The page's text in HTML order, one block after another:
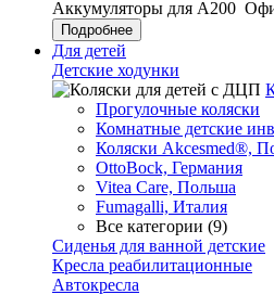
Аккумуляторы для А200
Подробнее
Для детей
Детские ходунки
Прогулочные коляски
Комнатные детские
Коляски Akcesmed®,
OttoBock, Германия
Vitea Care, Польша
Fumagalli, Италия
Все категории (9)
Сиденья для ванной детские
Кресла реабилитационные
Автокресла